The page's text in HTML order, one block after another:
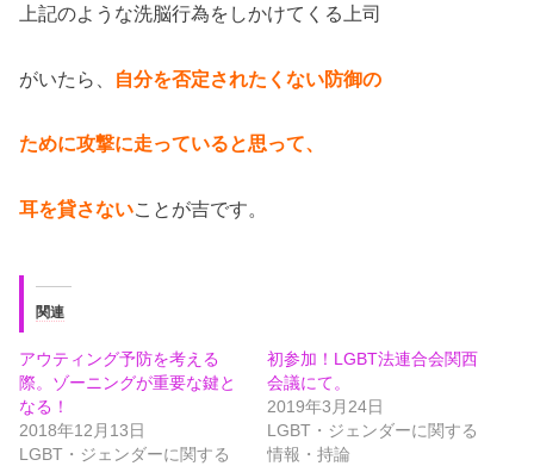
上記のような洗脳行為をしかけてくる上司
がいたら、 自分を否定されたくない防御の
ために攻撃に走っていると思って、
耳を貸さない ことが吉です。
関連
アウティング予防を考える
際。ゾーニングが重要な鍵と
なる！
2018年12月13日
LGBT・ジェンダーに関する
初参加！LGBT法連合会関西
会議にて。
2019年3月24日
LGBT・ジェンダーに関する
情報・持論